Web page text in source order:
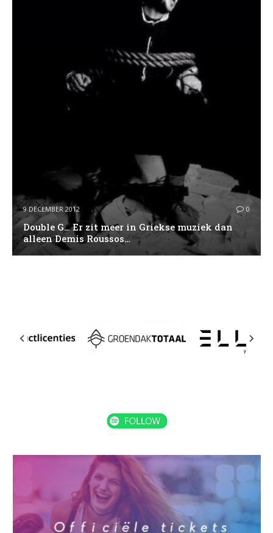
9 DECEMBER 2012 0
Double G… Er zit meer in Griekse muziek dan
alleen Demis Roussos…